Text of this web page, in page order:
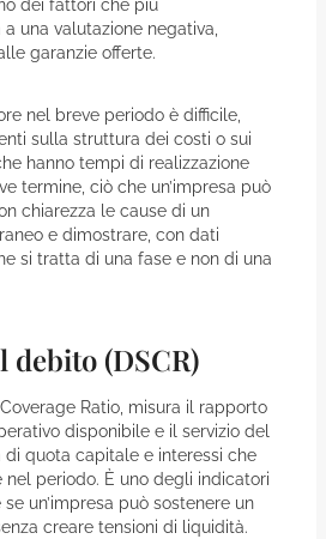
dei fattori che più
una valutazione negativa,
garanzie offerte.
nel breve periodo è difficile,
sulla struttura dei costi o sui
hanno tempi di realizzazione
termine, ciò che un’impresa può
chiarezza le cause di un
e dimostrare, con dati
si tratta di una fase e non di una
debito (DSCR)
Ratio, misura il rapporto
disponibile e il servizio del
quota capitale e interessi che
nel periodo. È uno degli indicatori
un’impresa può sostenere un
creare tensioni di liquidità.